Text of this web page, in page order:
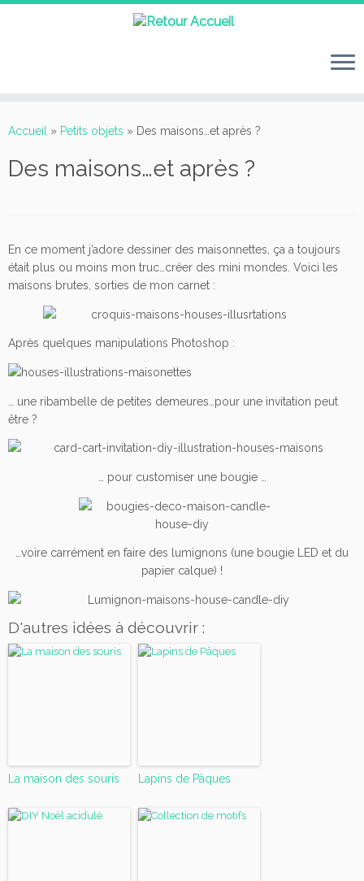
auAccueil » Petits objets » Des maisons…et après ?
Des maisons…et après ?
En ce moment j’adore dessiner des maisonnettes, ça a toujours
était plus ou moins mon truc…créer des mini mondes. Voici les
maisons brutes, sorties de mon carnet :
Après quelques manipulations Photoshop :
… une ribambelle de petites demeures…pour une invitation peut
être ?
… pour customiser une bougie …
…voire carrément en faire des lumignons (une bougie LED et du
papier calque) !
D'autres idées à découvrir :
La maison des souris Lapins de Pâques